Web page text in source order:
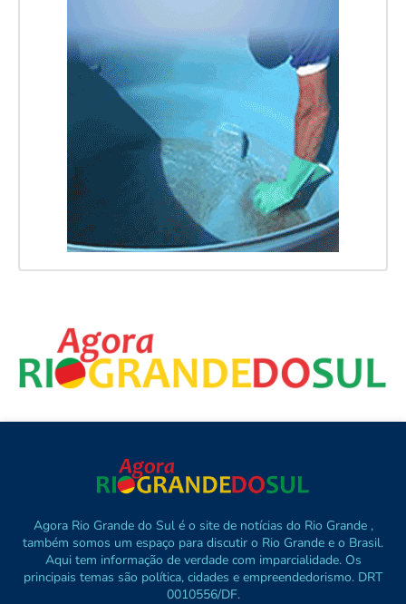
Agora Rio Grande do Sul é o site de notícias do Rio Grande ,
também somos um espaço para discutir o Rio Grande e o Brasil.
Aqui tem informação de verdade com imparcialidade. Os
principais temas são política, cidades e empreendedorismo. DRT
0010556/DF.